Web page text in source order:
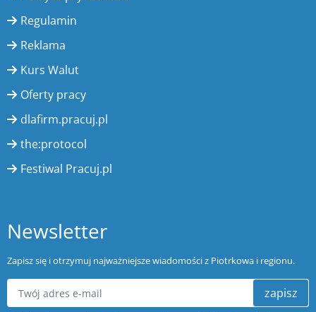
Regulamin
Reklama
Kurs Walut
Oferty pracy
dlafirm.pracuj.pl
the:protocol
Festiwal Pracuj.pl
Newsletter
Zapisz się i otrzymuj najważniejsze wiadomości z Piotrkowa i regionu.
zapisz